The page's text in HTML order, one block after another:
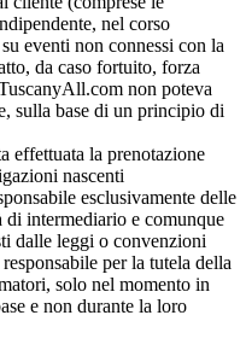
nel corso
eventi non connessi con la
da caso fortuito, forza
non poteva
sulla base di un principio di
effettuata la prenotazione
nascenti
esclusivamente delle
intermediario e comunque
dalle leggi o convenzioni
per la tutela della
solo nel momento in
e non durante la loro